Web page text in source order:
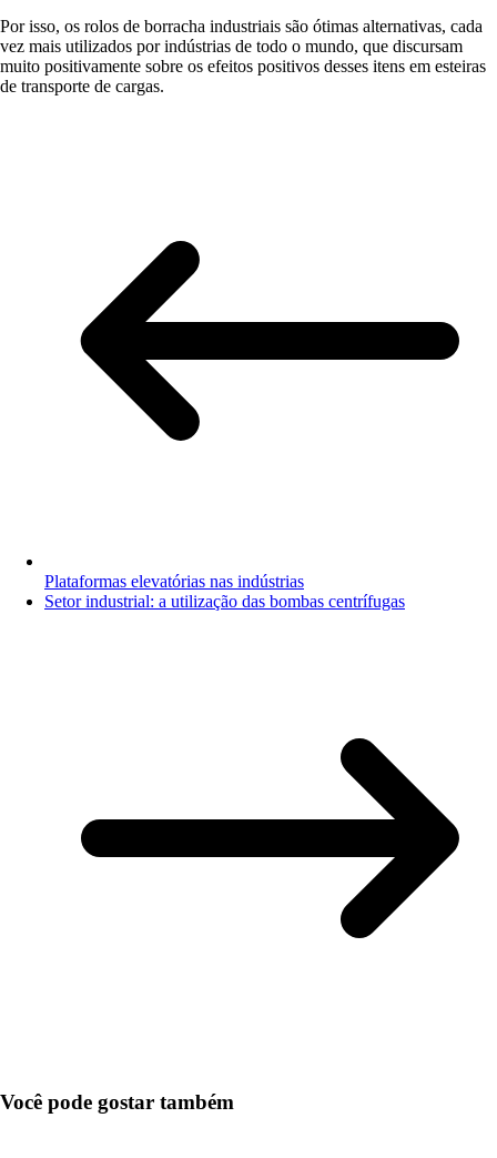
Por isso, os rolos de borracha industriais são ótimas alternativas, cada
vez mais utilizados por indústrias de todo o mundo, que discursam
muito positivamente sobre os efeitos positivos desses itens em esteiras
de transporte de cargas.
Plataformas elevatórias nas indústrias
Setor industrial: a utilização das bombas centrífugas
Você pode gostar também